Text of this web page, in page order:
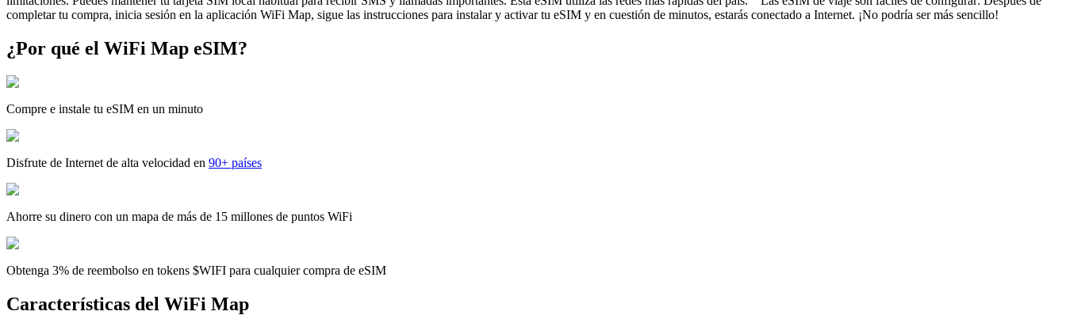
completar tu compra, inicia sesión en la aplicación WiFi Map, sigue las instrucciones para instalar y activar tu eSIM y en cuestión de minutos, estarás conectado a Internet. ¡No podría ser más sencillo!
¿Por qué el WiFi Map eSIM?
Compre e instale tu eSIM en un minuto
Disfrute de Internet de alta velocidad en 90+ países
Ahorre su dinero con un mapa de más de 15 millones de puntos WiFi
Obtenga 3% de reembolso en tokens $WIFI para cualquier compra de eSIM
Características del WiFi Map